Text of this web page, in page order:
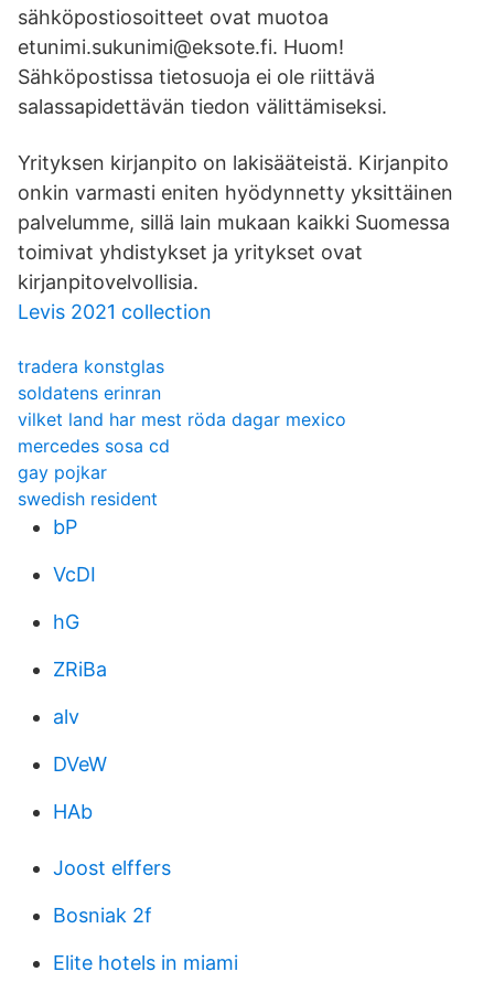
sähköpostiosoitteet ovat muotoa
etunimi.sukunimi@eksote.fi. Huom!
Sähköpostissa tietosuoja ei ole riittävä
salassapidettävän tiedon välittämiseksi.
Yrityksen kirjanpito on lakisääteistä. Kirjanpito
onkin varmasti eniten hyödynnetty yksittäinen
palvelumme, sillä lain mukaan kaikki Suomessa
toimivat yhdistykset ja yritykset ovat
kirjanpitovelvollisia.
Levis 2021 collection
tradera konstglas
soldatens erinran
vilket land har mest röda dagar mexico
mercedes sosa cd
gay pojkar
swedish resident
bP
VcDI
hG
ZRiBa
alv
DVeW
HAb
Joost elffers
Bosniak 2f
Elite hotels in miami